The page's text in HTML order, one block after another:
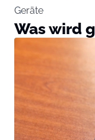
Geräte
Was wird